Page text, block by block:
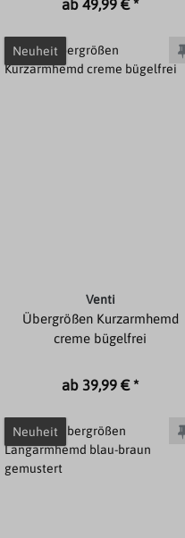
ab 49,99 € *
Neuheit
Venti
Übergrößen Kurzarmhemd
creme bügelfrei
ab 39,99 € *
Neuheit